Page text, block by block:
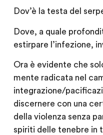
Dov’è la testa del
Dove, a quale
estirpare l’infezione,
Ora è evidente che
mente radicata nel
integrazione/
discernere con una
della violenza senza
spiriti delle tenebre in